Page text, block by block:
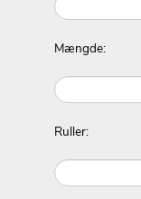
Mængde:
Ruller: